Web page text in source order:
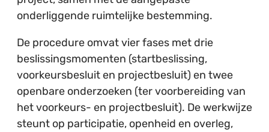
onderliggende ruimtelijke bestemming.
De procedure omvat vier fases met drie
beslissingsmomenten (startbeslissing,
voorkeursbesluit en projectbesluit) en twee
openbare onderzoeken (ter voorbereiding van
het voorkeurs- en projectbesluit). De werkwijze
steunt op participatie, openheid en overleg,